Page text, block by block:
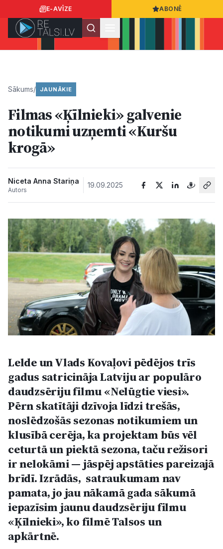
E-AVĪZE ABONĒ
Ziņas
Dzīvesstils
Kultūra
Bizness
Video
Vieta
Sludinājumi
Pasākumi
Reklāma
Politiskā reklāma
Par mums
Kontakti
Sākums/ JAUNĀKIE
Filmas «Ķīlnieki» galvenie
notikumi uzņemti «Kuršu
krogā»
Niceta Anna Stariņa
Autors
19.09.2025
Lelde un Vlads Kovaļovi pēdējos trīs
gadus satricināja Latviju ar populāro
daudzsēriju filmu «Nelūgtie viesi».
Pērn skatītāji dzīvoja līdzi trešās,
noslēdzošās sezonas notikumiem un
klusībā cerēja, ka projektam būs vēl
ceturtā un piektā sezona, taču režisori
ir nelokāmi — jāspēj apstāties pareizajā
brīdī. Izrādās, satraukumam nav
pamata, jo jau nākamā gada sākumā
iepazīsim jaunu daudzsēriju filmu
«Ķīlnieki», ko filmē Talsos un
apkārtnē.